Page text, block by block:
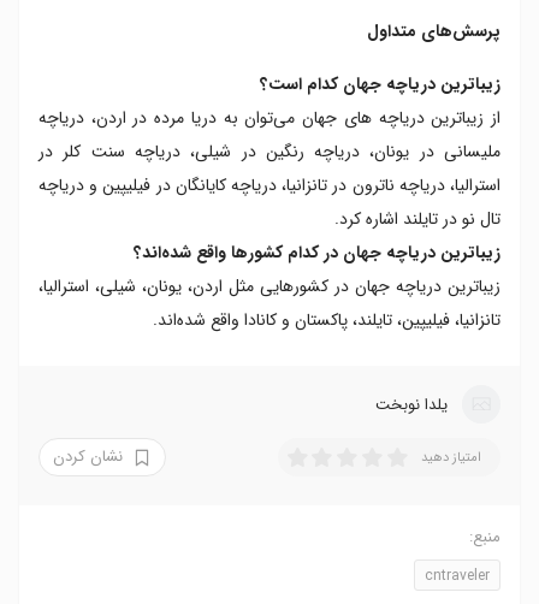
پرسش‌های متداول
زیباترین دریاچه جهان کدام‌ است؟
از زیباترین دریاچه های جهان می‌توان به دریا مرده در اردن، دریاچه‌
ملیسانی در یونان، دریاچه‌ رنگین در شیلی، دریاچه سنت کلر در
استرالیا، دریاچه ناترون در تانزانیا، دریاچه کایانگان در فیلیپین و دریاچه
تال نو در تایلند اشاره کرد.
زیباترین دریاچه جهان در کدام کشورها واقع شده‌اند؟
زیباترین دریاچه جهان در کشورهایی مثل اردن، یونان، شیلی، استرالیا،
تانزانیا، فیلیپین، تایلند، پاکستان و کانادا واقع شده‌اند.
یلدا نوبخت
امتیاز دهید نشان کردن
منبع:
cntraveler